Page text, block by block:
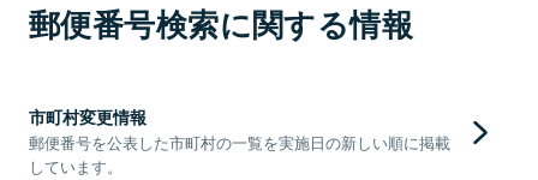
郵便番号検索に関する情報
市町村変更情報
郵便番号を公表した市町村の一覧を実施日の新しい順に掲載
しています。